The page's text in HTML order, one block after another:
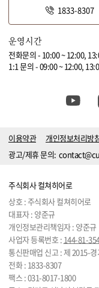
1833-8307
운영시간
전화문의 - 10:00 ~ 12:00,
1:1 문의 - 09:00 ~ 12:00,
이용약관 개인정보처리방
광고/제휴 문의:
주식회사 컬쳐히어로
상호 : 주식회사 컬쳐히어로
대표자 : 양준규
개인정보관리책임자 : 양준규
사업자 등록번호 : 144-81-
통신판매업 신고 : 제 2015-
전화 : 1833-8307
팩스 : 031-8017-1800